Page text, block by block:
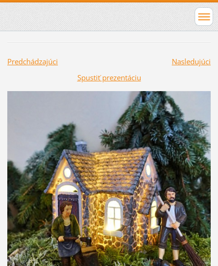
Predchádzajúci
Nasledujúci
Spustiť prezentáciu